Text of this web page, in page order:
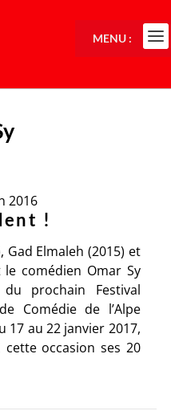
2016
!
Gad Elmaleh (2015) et
le comédien Omar Sy
prochain Festival
Comédie de l’Alpe
17 au 22 janvier 2017,
occasion ses 20
MENU :